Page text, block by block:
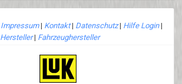
Impressum| Kontakt| Datenschutz| Hilfe Login|
Hersteller| Fahrzeughersteller